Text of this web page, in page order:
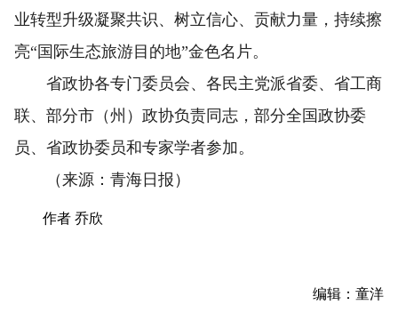
业转型升级凝聚共识、树立信心、贡献力量，持续擦
亮“国际生态旅游目的地”金色名片。
省政协各专门委员会、各民主党派省委、省工商
联、部分市（州）政协负责同志，部分全国政协委
员、省政协委员和专家学者参加。
（来源：青海日报）
作者 乔欣
编辑：童洋